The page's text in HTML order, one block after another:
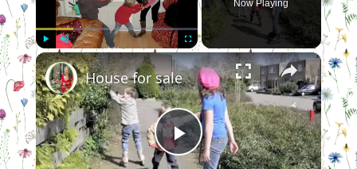
Play Unmute
Now Playing
×
Play
House for sale